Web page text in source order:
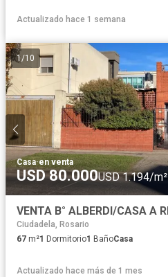
Actualizado hace 1 semana
1/10
Casa·en venta
USD 80.000USD 1.194/m²
Ciudadela, Rosario
67 m²1 Dormitorio1 BañoCasa
Actualizado hace más de 1 mes